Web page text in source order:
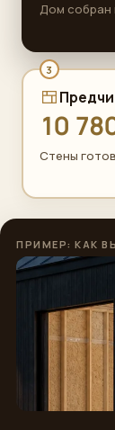
Дом собран
3
10
Стены
ПРИМЕР: КАК